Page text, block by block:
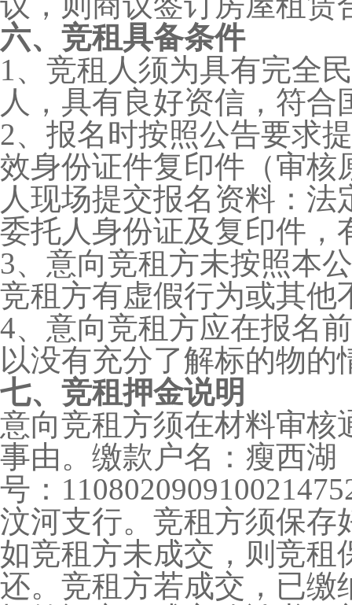
六、竞租具备条件
1、竞租人须为具有完全
人，具有良好资信，符
2、报名时按照公告要求
效身份证件复印件（审核
人现场提交报名资料：
委托人身份证及复印件，
3、意向竞租方未按照本
竞租方有虚假行为或其他
4、意向竞租方应在报名
以没有充分了解标的物的
七、竞租押金说明
意向竞租方须在材料审核
事由。缴款户名：瘦西湖
号：
汶河支行。竞租方须保存
如竞租方未成交，则竞租
还。竞租方若成交，已缴